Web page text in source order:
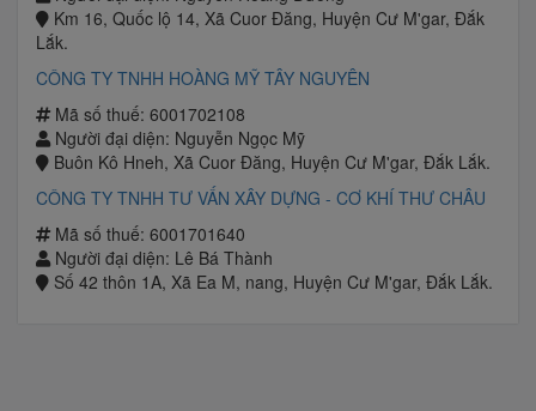
Km 16, Quốc lộ 14, Xã Cuor Đăng, Huyện Cư M'gar, Đắk
Lắk.
CÔNG TY TNHH HOÀNG MỸ TÂY NGUYÊN
Mã số thuế: 6001702108
Người đại diện: Nguyễn Ngọc Mỹ
Buôn Kô Hneh, Xã Cuor Đăng, Huyện Cư M'gar, Đắk Lắk.
CÔNG TY TNHH TƯ VẤN XÂY DỰNG - CƠ KHÍ THƯ CHÂU
Mã số thuế: 6001701640
Người đại diện: Lê Bá Thành
Số 42 thôn 1A, Xã Ea M, nang, Huyện Cư M'gar, Đắk Lắk.